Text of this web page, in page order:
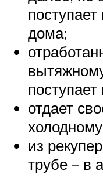
дома;
поступает
отдает
из
трубе – в